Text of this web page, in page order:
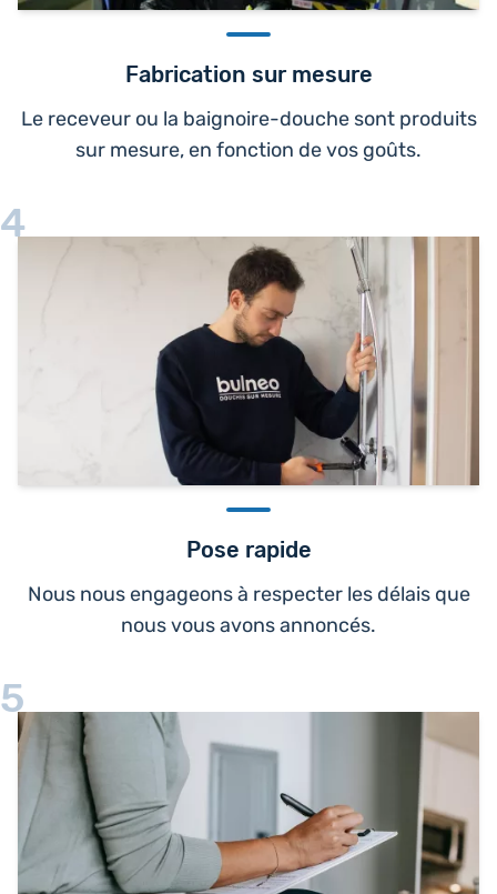
Fabrication sur mesure
Le receveur ou la baignoire-douche sont produits
sur mesure, en fonction de vos goûts.
4
Pose rapide
Nous nous engageons à respecter les délais que
nous vous avons annoncés.
5